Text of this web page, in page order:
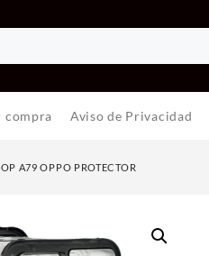
compra Aviso de Privacidad
A79 OPPO PROTECTOR